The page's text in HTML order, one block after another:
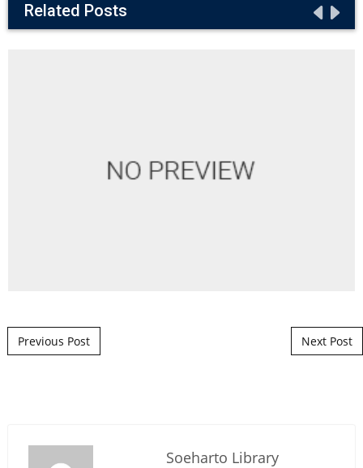
Related Posts
Post navigation
Previous Post Next Post
Soeharto Library